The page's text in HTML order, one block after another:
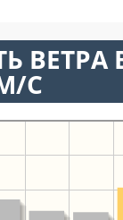
ВЕТРА
С